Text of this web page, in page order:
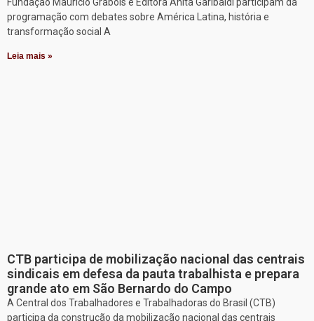
Fundação Maurício Grabois e Editora Anita Garibaldi participam da
programação com debates sobre América Latina, história e
transformação social A
Leia mais »
CTB participa de mobilização nacional das centrais
sindicais em defesa da pauta trabalhista e prepara
grande ato em São Bernardo do Campo
A Central dos Trabalhadores e Trabalhadoras do Brasil (CTB)
participa da construção da mobilização nacional das centrais